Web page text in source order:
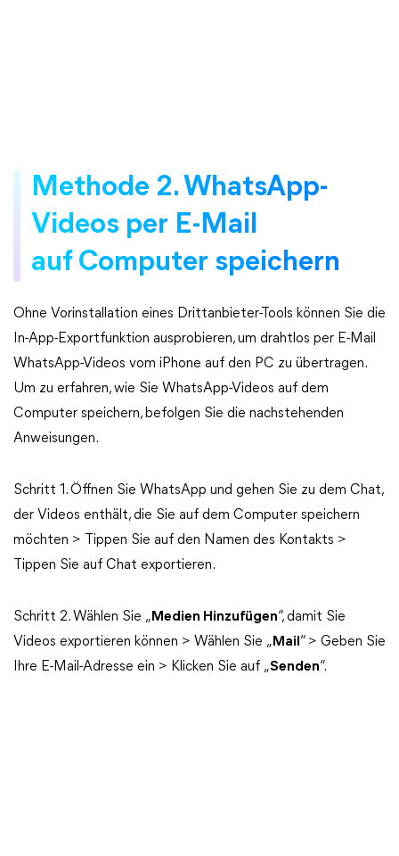
Methode 2. WhatsApp-
Videos per E-Mail
auf Computer speichern
Ohne Vorinstallation eines Drittanbieter-Tools können Sie die
In-App-Exportfunktion ausprobieren, um drahtlos per E-Mail
WhatsApp-Videos vom iPhone auf den PC zu übertragen.
Um zu erfahren, wie Sie WhatsApp-Videos auf dem
Computer speichern, befolgen Sie die nachstehenden
Anweisungen.
Schritt 1. Öffnen Sie WhatsApp und gehen Sie zu dem Chat,
der Videos enthält, die Sie auf dem Computer speichern
möchten > Tippen Sie auf den Namen des Kontakts >
Tippen Sie auf Chat exportieren.
Schritt 2. Wählen Sie „ Medien Hinzufügen“, damit Sie
Videos exportieren können > Wählen Sie „ Mail “ > Geben Sie
Ihre E-Mail-Adresse ein > Klicken Sie auf „Senden“.